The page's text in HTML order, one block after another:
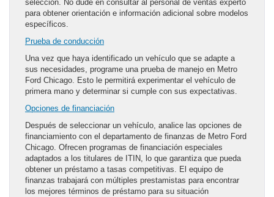
selección. No dude en consultar al personal de ventas experto
para obtener orientación e información adicional sobre modelos
específicos.
Prueba de conducción
Una vez que haya identificado un vehículo que se adapte a
sus necesidades, programe una prueba de manejo en Metro
Ford Chicago. Esto le permitirá experimentar el vehículo de
primera mano y determinar si cumple con sus expectativas.
Opciones de financiación
Después de seleccionar un vehículo, analice las opciones de
financiamiento con el departamento de finanzas de Metro Ford
Chicago. Ofrecen programas de financiación especiales
adaptados a los titulares de ITIN, lo que garantiza que pueda
obtener un préstamo a tasas competitivas. El equipo de
finanzas trabajará con múltiples prestamistas para encontrar
los mejores términos de préstamo para su situación